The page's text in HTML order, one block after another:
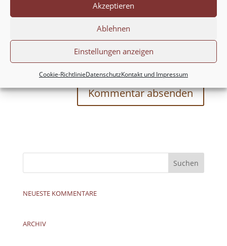
Akzeptieren
Ablehnen
Einstellungen anzeigen
Cookie-RichtlinieDatenschutzKontakt und Impressum
meine Website in diesem Browser für die nächste
NEUESTE KOMMENTARE
ARCHIV